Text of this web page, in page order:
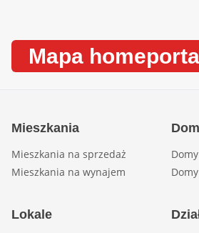
Mapa
Mieszkania
Mieszkania na sprzedaż
Mieszkania na wynajem
Lokale